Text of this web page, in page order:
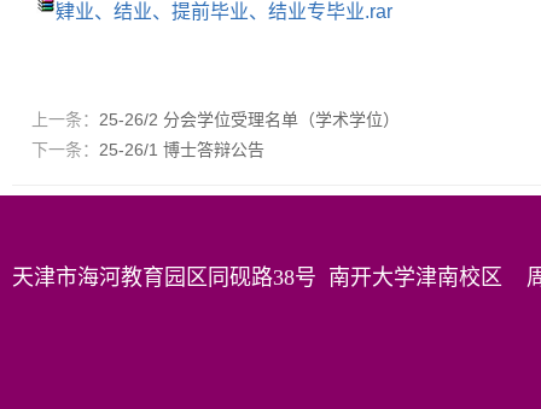
肄业、结业、提前毕业、结业专毕业.rar
上一条： 25-26/2 分会学位受理名单（学术学位）
下一条： 25-26/1 博士答辩公告
天津市海河教育园区同砚路38号 南开大学津南校区